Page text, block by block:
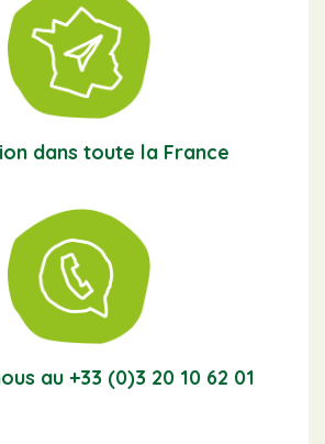
dans toute la France
au +33 (0)3 20 10 62 01